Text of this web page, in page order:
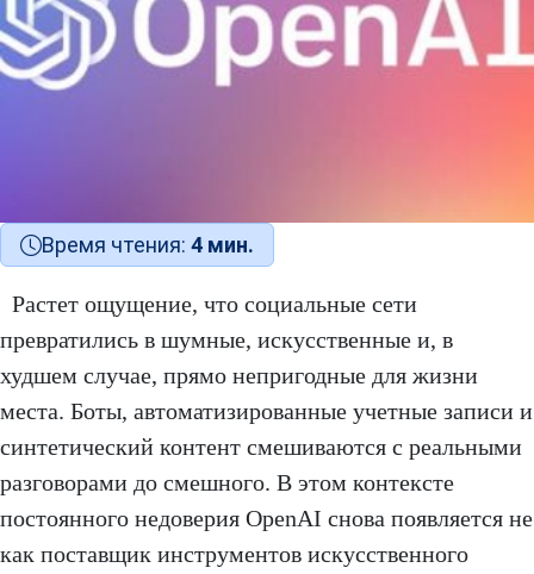
Время чтения: 4 мин.
Растет ощущение, что социальные сети
превратились в шумные, искусственные и, в
худшем случае, прямо непригодные для жизни
места. Боты, автоматизированные учетные записи и
синтетический контент смешиваются с реальными
разговорами до смешного. В этом контексте
постоянного недоверия OpenAI снова появляется не
как поставщик инструментов искусственного